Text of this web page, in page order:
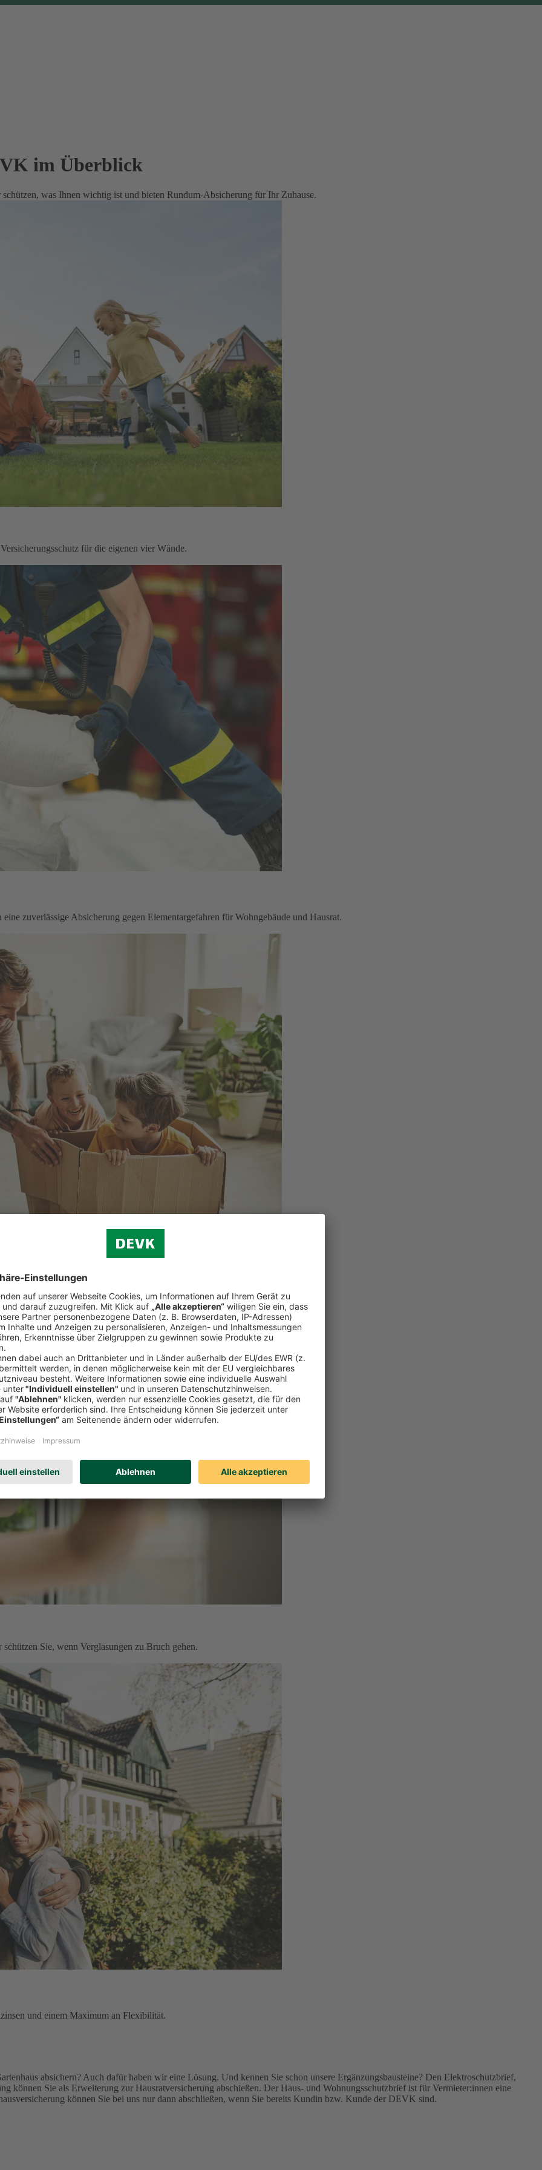
im Überblick
was Ihnen wichtig ist und bieten Rundum-Absicherung für Ihr Zuhause.
für die eigenen vier Wände.
zuverlässige Absicherung gegen Elementargefahren für Wohngebäude und Hausrat.
Folgen wasser- oder auch brandbedingter Schäden.
Sie, wenn Verglasungen zu Bruch gehen.
und einem Maximum an Flexibilität.
absichern? Auch dafür haben wir eine Lösung. Und kennen Sie schon unsere Ergänzungsbausteine? Den Elektroschutzbrief,
können Sie als Erweiterung zur Hausratversicherung abschießen. Der Haus- und Wohnungsschutzbrief ist für Vermieter:innen eine
können Sie bei uns nur dann abschließen, wenn Sie bereits Kundin bzw. Kunde der DEVK sind.